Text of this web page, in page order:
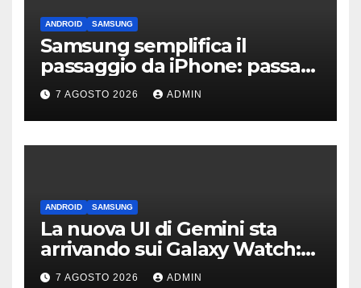
ANDROID SAMSUNG
Samsung semplifica il
passaggio da iPhone: passa
WhatsApp e c’è l’assistenza
7 AGOSTO 2026 ADMIN
ANDROID SAMSUNG
La nuova UI di Gemini sta
arrivando sui Galaxy Watch:
primi avvistamenti
7 AGOSTO 2026 ADMIN